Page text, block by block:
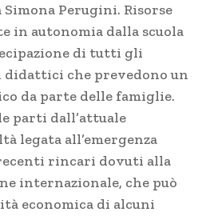
Perugini. Risorse
in autonomia dalla scuola
di tutti gli
che prevedono un
da parte delle famiglie.
parti dall’attuale
legata all’emergenza
rincari dovuti alla
internazionale, che può
economica di alcuni